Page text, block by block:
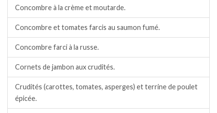
Concombre à la crème et moutarde.
Concombre et tomates farcis au saumon fumé.
Concombre farci à la russe.
Cornets de jambon aux crudités.
Crudités (carottes, tomates, asperges) et terrine de poulet
épicée.